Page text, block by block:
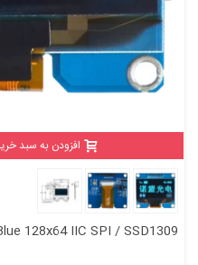
افزودن به سبد
128x64 IIC SPI / SSD1309